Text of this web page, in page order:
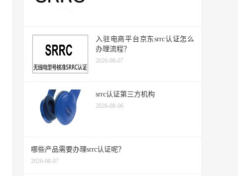
入驻电商平台京东srrc认证怎么
办理流程？
2026-08-07
srrc认证第三方机构
2026-08-06
哪些产品需要办理srrc认证呢？
2026-08-07